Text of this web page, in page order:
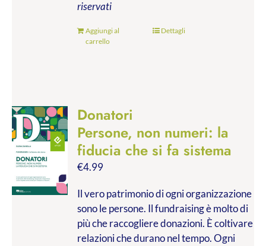
riservati
Aggiungi al
carrello
Dettagli
Donatori
Persone, non numeri: la
fiducia che si fa sistema
€4.99
Il vero patrimonio di ogni organizzazione
sono le persone. Il fundraising è molto di
più che raccogliere donazioni. È coltivare
relazioni che durano nel tempo. Ogni